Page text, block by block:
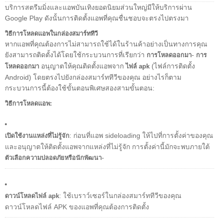
บริการสตรีมมิ่งและแอพบันเทิงยอดนิยมส่วนใหญ่มีให้บริการผ่าน
Google Play ดังนั้นการติดตั้งแอพที่คุณชื่นชอบจะตรงไปตรงมา
วิธีการโหลดแอพในกล่องสมาร์ททีวี
หากแอพที่คุณต้องการไม่สามารถใช้ได้ในร้านค้าอย่างเป็นทางการคุณ
ยังสามารถติดตั้งได้โดยใช้กระบวนการที่เรียกว่า การโหลดออกมา- การ
โหลดออกมา อนุญาตให้คุณติดตั้งแอพจากไฟล์ apk (ไฟล์การติดตั้ง
Android) โดยตรงไปยังกล่องสมาร์ททีวีของคุณ อย่างไรก็ตาม
กระบวนการนี้ต้องใช้ขั้นตอนพิเศษสองสามขั้นตอน:
วิธีการโหลดแอพ:
เปิดใช้งานแหล่งที่ไม่รู้จัก: ก่อนที่แอพ sideloading ให้ไปที่การตั้งค่าของคุณ
และอนุญาตให้ติดตั้งแอพจากแหล่งที่ไม่รู้จัก การตั้งค่านี้มักจะพบภายใต้
ตัวเลือกความปลอดภัยหรือนักพัฒนา-
ดาวน์โหลดไฟล์ apk: ใช้เบราว์เซอร์ในกล่องสมาร์ททีวีของคุณ
ดาวน์โหลดไฟล์ APK ของแอพที่คุณต้องการติดตั้ง